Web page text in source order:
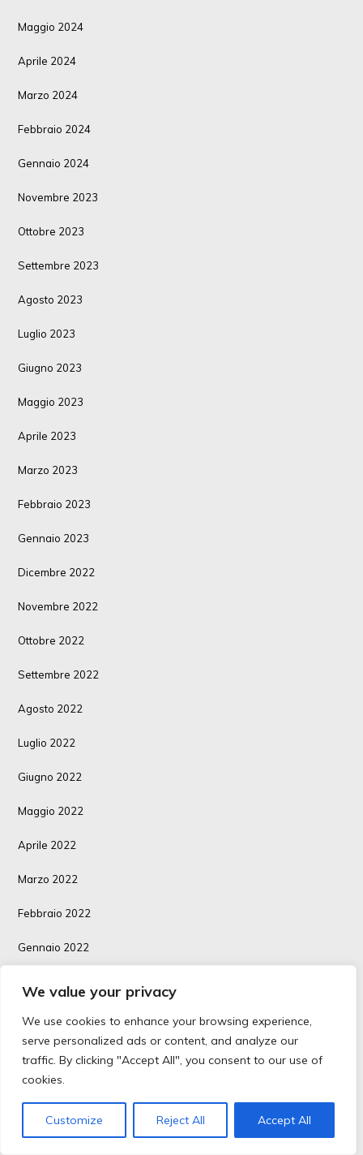
We value your privacy
We use cookies to enhance your browsing experience,
serve personalized ads or content, and analyze our
traffic. By clicking "Accept All", you consent to our use of
cookies.
Customize Reject All Accept All
Maggio 2024
Aprile 2024
Marzo 2024
Febbraio 2024
Gennaio 2024
Novembre 2023
Ottobre 2023
Settembre 2023
Agosto 2023
Luglio 2023
Giugno 2023
Maggio 2023
Aprile 2023
Marzo 2023
Febbraio 2023
Gennaio 2023
Dicembre 2022
Novembre 2022
Ottobre 2022
Settembre 2022
Agosto 2022
Luglio 2022
Giugno 2022
Maggio 2022
Aprile 2022
Marzo 2022
Febbraio 2022
Gennaio 2022
Novembre 2021
Ottobre 2021
Settembre 2021
Agosto 2021